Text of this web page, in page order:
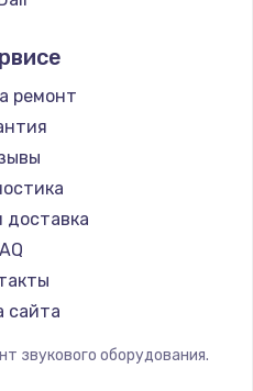
ремонт
доставка
сайта
звукового оборудования.